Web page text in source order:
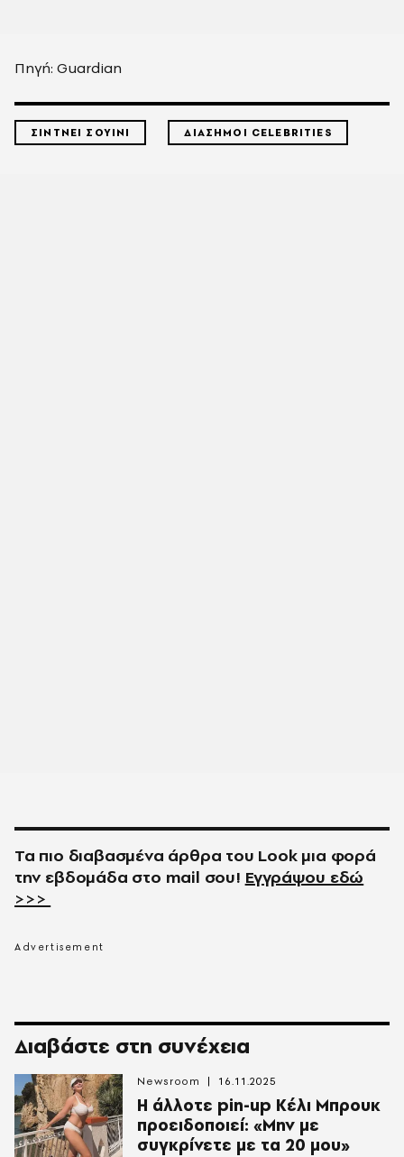
Πηγή: Guardian
ΣΙΝΤΝΕΙ ΣΟΥΙΝΙ ΔΙΑΣΗΜΟΙ CELEBRITIES
Τα πιο διαβασμένα άρθρα του Look μια φορά
την εβδομάδα στο mail σου! Εγγράψου εδώ
>>>
Διαβάστε στη συνέχεια
Η άλλοτε pin-up Κέλι Μπρουκ
προειδοποιεί: «Μην με
συγκρίνετε με τα 20 μου»
Newsroom 16.11.2025